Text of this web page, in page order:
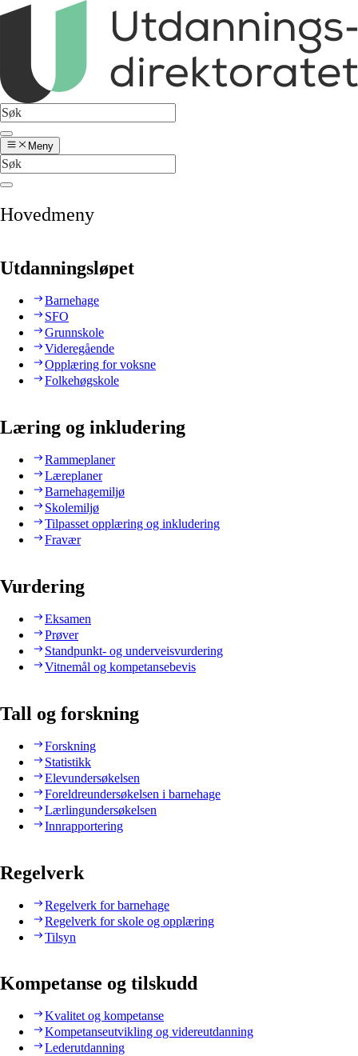
Meny
Hovedmeny
Utdanningsløpet
Barnehage
SFO
Grunnskole
Videregående
Opplæring for voksne
Folkehøgskole
Læring og inkludering
Rammeplaner
Læreplaner
Barnehagemiljø
Skolemiljø
Tilpasset opplæring og inkludering
Fravær
Vurdering
Eksamen
Prøver
Standpunkt- og underveisvurdering
Vitnemål og kompetansebevis
Tall og forskning
Forskning
Statistikk
Elevundersøkelsen
Foreldreundersøkelsen i barnehage
Lærlingundersøkelsen
Innrapportering
Regelverk
Regelverk for barnehage
Regelverk for skole og opplæring
Tilsyn
Kompetanse og tilskudd
Kvalitet og kompetanse
Kompetanseutvikling og videreutdanning
Lederutdanning